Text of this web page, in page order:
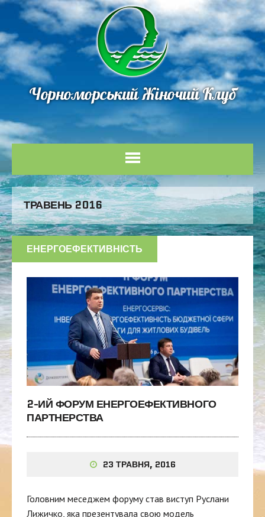
Чорноморський Жіночий Клуб
ТРАВЕНЬ 2016
ЕНЕРГОЕФЕКТИВНІСТЬ
2-ИЙ ФОРУМ ЕНЕРГОЕФЕКТИВНОГО
ПАРТНЕРСТВА
23 ТРАВНЯ, 2016
Головним меседжем форуму став виступ Руслани
Лижичко, яка презентувала свою модель